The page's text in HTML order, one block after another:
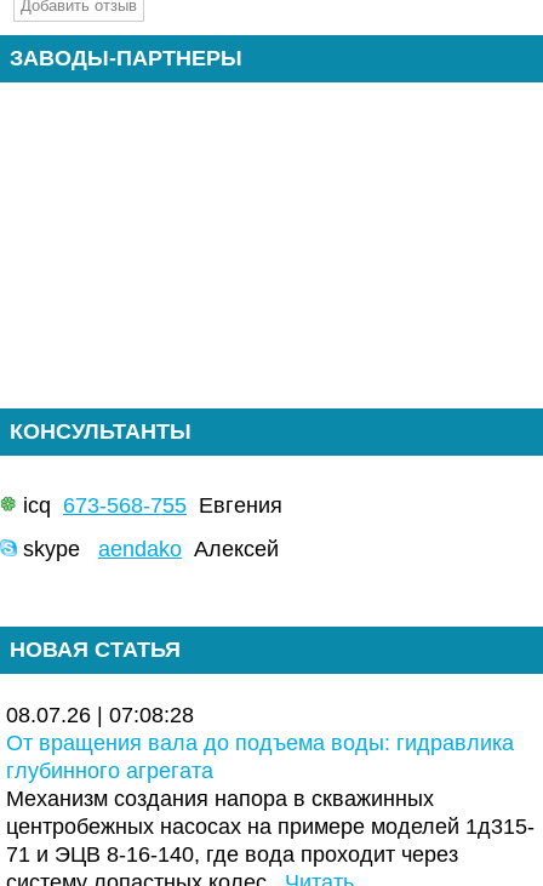
ЗАВОДЫ-ПАРТНЕРЫ
КОНСУЛЬТАНТЫ
icq 673-568-755 Евгения
skype aendako Алексей
НОВАЯ СТАТЬЯ
08.07.26 | 07:08:28
От вращения вала до подъема воды: гидравлика
глубинного агрегата
Механизм создания напора в скважинных
центробежных насосах на примере моделей 1д315-
71 и ЭЦВ 8-16-140, где вода проходит через